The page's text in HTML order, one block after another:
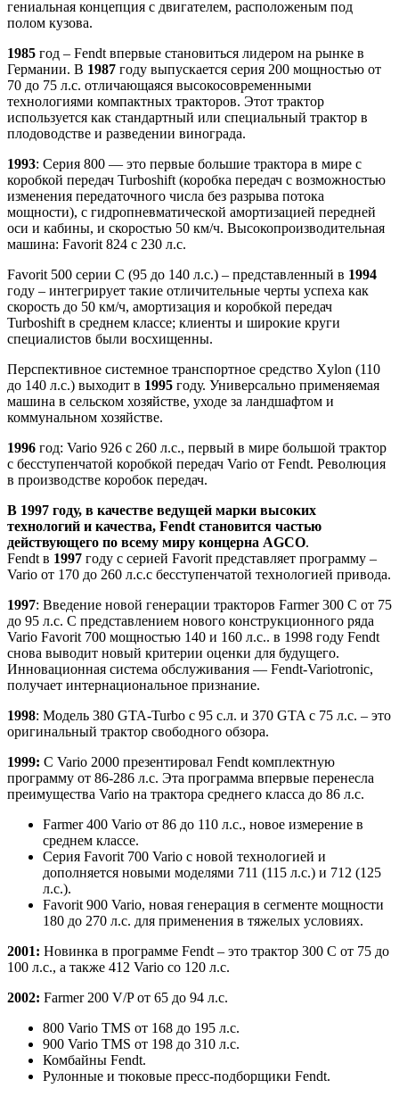
гениальная концепция с двигателем, расположеным под
полом кузова.
1985 год – Fendt впервые становиться лидером на рынке в
Германии. В 1987 году выпускается серия 200 мощностью от
70 до 75 л.с. отличающаяся высокосовременными
технологиями компактных тракторов. Этот трактор
используется как стандартный или специальный трактор в
плодоводстве и разведении винограда.
1993: Серия 800 — это первые большие трактора в мире с
коробкой передач Turboshift (коробка передач с возможностью
изменения передаточного числа без разрыва потока
мощности), с гидропневматической амортизацией передней
оси и кабины, и скоростью 50 км/ч. Высокопроизводительная
машина: Favorit 824 с 230 л.с.
Favorit 500 серии С (95 до 140 л.с.) – представленный в 1994
году – интегрирует такие отличительные черты успеха как
скорость до 50 км/ч, амортизация и коробкой передач
Turboshift в среднем классе; клиенты и широкие круги
специалистов были восхищенны.
Перспективное системное транспортное средство Xylon (110
до 140 л.с.) выходит в 1995 году. Универсально применяемая
машина в сельском хозяйстве, уходе за ландшафтом и
коммунальном хозяйстве.
1996 год: Vario 926 с 260 л.с., первый в мире большой трактор
с бесступенчатой коробкой передач Vario от Fendt. Революция
в производстве коробок передач.
В 1997 году, в качестве ведущей марки высоких
технологий и качества, Fendt становится частью
действующего по всему миру концерна AGCO.
Fendt в 1997 году с серией Favorit представляет программу –
Vario от 170 до 260 л.с.с бесступенчатой технологией привода.
1997: Введение новой генерации тракторов Farmer 300 C от 75
до 95 л.с. С представлением нового конструкционного ряда
Vario Favorit 700 мощностью 140 и 160 л.с.. в 1998 году Fendt
снова выводит новый критерии оценки для будущего.
Инновационная система обслуживания — Fendt-Variotronic,
получает интернациональное признание.
1998: Модель 380 GTA-Turbo с 95 с.л. и 370 GTA с 75 л.с. – это
оригинальный трактор свободного обзора.
1999: С Vario 2000 презентировал Fendt комплектную
программу от 86-286 л.с. Эта программа впервые перенесла
преимущества Vario на трактора среднего класса до 86 л.с.
Farmer 400 Vario от 86 до 110 л.с., новое измерение в
среднем классе.
Серия Favorit 700 Vario с новой технологией и
дополняется новыми моделями 711 (115 л.с.) и 712 (125
л.с.).
Favorit 900 Vario, новая генерация в сегменте мощности
180 до 270 л.с. для применения в тяжелых условиях.
2001: Новинка в программе Fendt – это трактор 300 С от 75 до
100 л.с., а также 412 Vario со 120 л.с.
2002: Farmer 200 V/P от 65 до 94 л.с.
800 Vario TMS от 168 до 195 л.с.
900 Vario TMS от 198 до 310 л.с.
Комбайны Fendt.
Рулонные и тюковые пресс-подборщики Fendt.